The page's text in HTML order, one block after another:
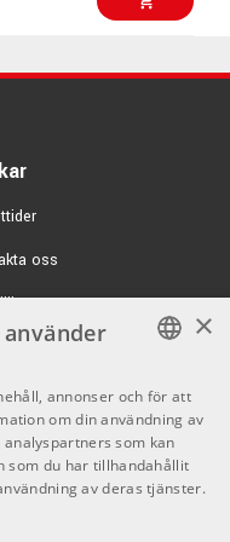
oss
& Cookies
SWEDISH
ENGLISH
×
annonser och för att
om din användning av
som kan
som du har tillhandahållit
av deras tjänster.